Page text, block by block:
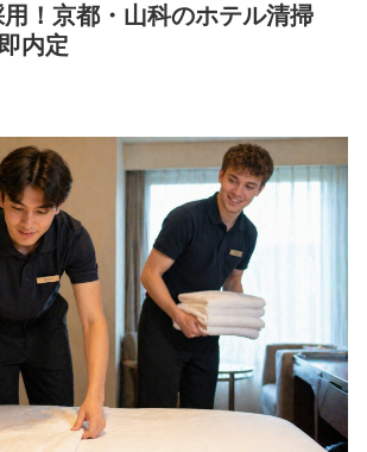
！京都・山科のホテル清掃
内定